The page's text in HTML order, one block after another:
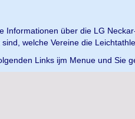
Informationen über die LG
welche Vereine die
Links ijm Menue und Sie